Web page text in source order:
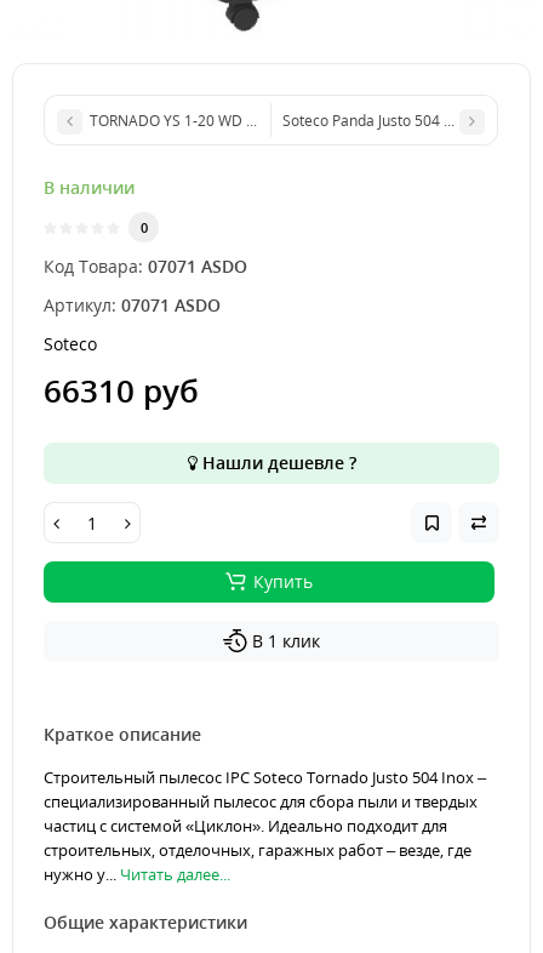
TORNADO YS 1-20 WD TC Soteco Panda Justo 504 Tele с
В наличии
0
Код Товара: 07071 ASDO
Артикул: 07071 ASDO
Soteco
66310 руб
Нашли дешевле ?
Купить
В 1 клик
Краткое описание
Строительный пылесос IPC Soteco Tornado Justo 504 Inox –
специализированный пылесос для сбора пыли и твердых
частиц с системой «Циклон». Идеально подходит для
строительных, отделочных, гаражных работ – везде, где
нужно у... Читать далее...
Общие характеристики